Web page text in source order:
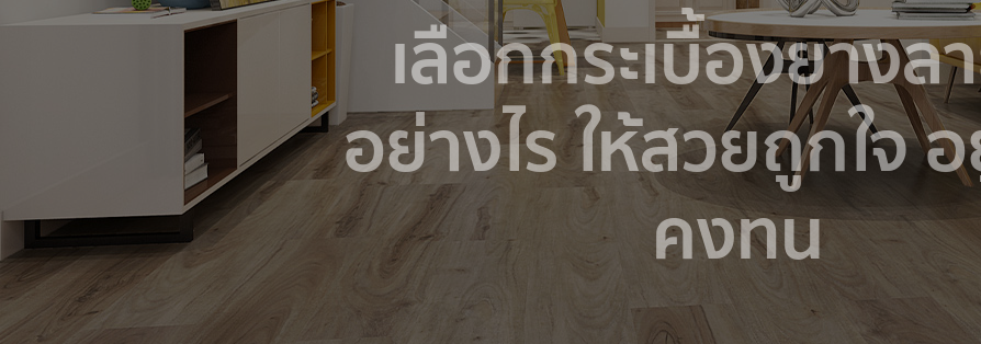
เลือกกระเบื้องยางล
อย่างไร ให้สวยถูกใจ
คงทน